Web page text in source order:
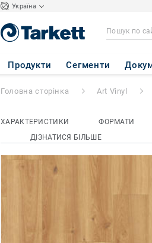
Україна
Продукти Сегменти
iD
Головна сторінка Art Vinyl
ХАРАКТЕРИСТИКИ ФОРМАТИ
ДІЗНАТИСЯ БІЛЬШЕ